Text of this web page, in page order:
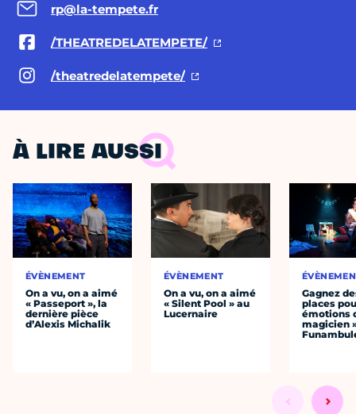
rp@la-tempete.fr
/THEATREDELATEMPETE/
/theatredelatempete/
À LIRE AUSSI
ÉVÈNEMENT
On a vu, on a aimé
« Passeport », la
dernière pièce
d’Alexis Michalik
ÉVÈNEMENT
On a vu, on a aimé
« Silent Pool » au
Lucernaire
Gagnez
places
émotions
magicien